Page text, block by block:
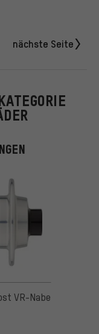
nächste Seite
5 basierend auf 2
VR-Nabe